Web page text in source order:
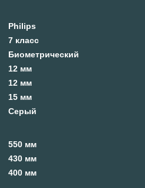
Philips
7 класс
Биометрический
12 мм
12 мм
15 мм
Серый
550 мм
430 мм
400 мм